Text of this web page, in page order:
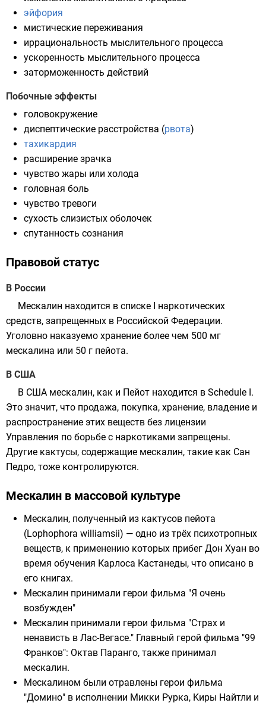
эйфория
мистические переживания
иррациональность мыслительного процесса
ускоренность мыслительного процесса
заторможенность действий
Побочные эффекты
головокружение
диспептические расстройства (рвота)
тахикардия
расширение зрачка
чувство жары или холода
головная боль
чувство тревоги
сухость слизистых оболочек
спутанность сознания
Правовой статус
В России
Мескалин находится в списке I наркотических
средств, запрещенных в Российской Федерации.
Уголовно наказуемо хранение более чем 500 мг
мескалина или 50 г пейота.
В США
В США мескалин, как и Пейот находится в Sсhedule I.
Это значит, что продажа, покупка, хранение, владение и
распространение этих веществ без лицензии
Управления по борьбе с наркотиками запрещены.
Другие кактусы, содержащие мескалин, такие как Сан
Педро, тоже контролируются.
Мескалин в массовой культуре
Мескалин, полученный из кактусов пейота
(Lophophora williamsii) — одно из трёх психотропных
веществ, к применению которых прибег Дон Хуан во
время обучения Карлоса Кастанеды, что описано в
его книгах.
Мескалин принимали герои фильма "Я очень
возбужден"
Мескалин принимали герои фильма "Страх и
ненависть в Лас-Вегасе." Главный герой фильма "99
Франков": Октав Паранго, также принимал
мескалин.
Мескалином были отравлены герои фильма
"Домино" в исполнении Микки Рурка, Kиры Найтли и